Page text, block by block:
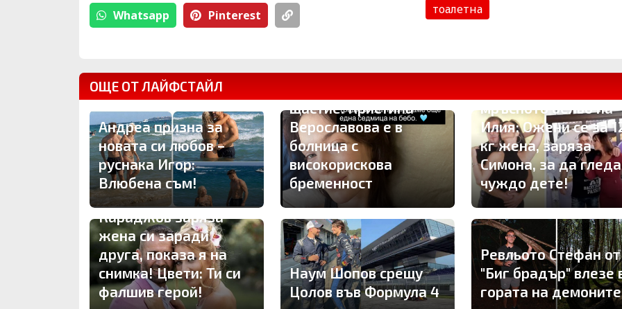
Whatsapp Pinterest
тоалетна
ОЩЕ ОТ ЛАЙФСТАЙЛ
Андреа призна за
новата си любов –
руснака Игор:
Влюбена съм!
щастие: Кристина
Верославова е в
болница с
високорискова
бременност
Брутално
мръсното бельо на
Илия: Ожени се за
кг жена, заряза
Симона, за да гледа
чуждо дете!
ПЪРВО ТУК: Владо
Караджов заряза
жена си заради
друга, показа я на
снимка! Цвети: Ти си
фалшив герой!
Наум Шопов срещу
Цолов във Формула 4
Ревльото Стефан от
"Биг брадър" влезе
гората на демоните